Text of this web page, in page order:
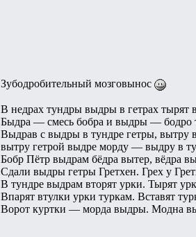
Зубодробительный мозговынос
В недрах тундры выдры в гетрах тырят
Быдра — cмесь бобра и выдры — бодро
Выдрав с выдры в тундре гетры, вытру
вытру гетрой выдре морду — выдру в
Бобр Пётр выдрам бёдра вытер, вёдра
Сдали выдры гетры Гретхен. Грех у
В тундре выдрам вторят урки. Тырят
Впарят втулки урки туркам. Вставят
Ворот куртки — морда выдры. Модна